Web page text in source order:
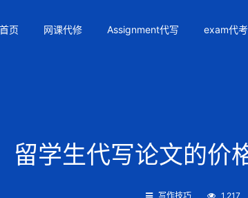
首页 网课代修 Assignment代写 exam代考
留学生代写论文的价
写作技巧 1,217